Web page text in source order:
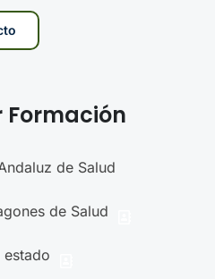
Formación
de Salud
de Salud
estado